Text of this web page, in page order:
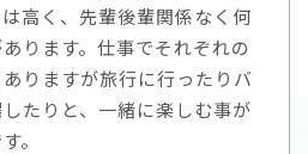
高く、先輩後輩関係なく何
ります。仕事でそれぞれの
りますが旅行に行ったりバ
たりと、一緒に楽しむ事が
。